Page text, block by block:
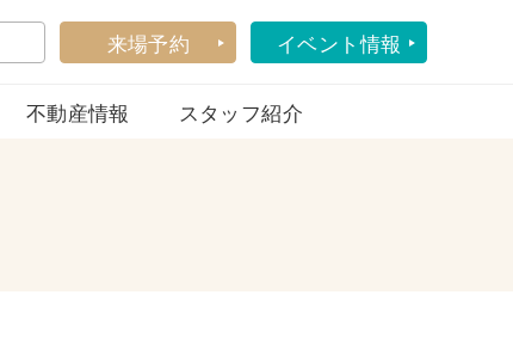
来場予約 イベント情報
不動産情報 スタッフ紹介